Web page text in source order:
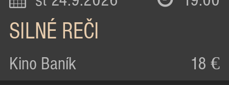
SILNÉ REČI
Kino Baník 18 €